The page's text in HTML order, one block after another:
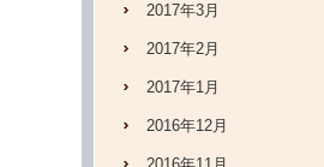
2017年3月
2017年2月
2017年1月
2016年12月